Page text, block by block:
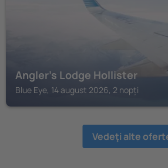
Angler's Lodge Hollister
Blue Eye, 14 august 2026, 2 nopți
Vedeţi alte